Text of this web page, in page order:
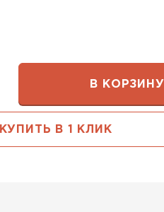
В КОРЗИНУ
КУПИТЬ В 1 КЛИК